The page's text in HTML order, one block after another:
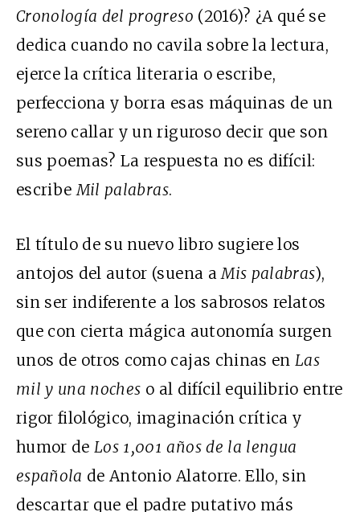
Cronología del progreso (2016)? ¿A qué se
dedica cuando no cavila sobre la lectura,
ejerce la crítica literaria o escribe,
perfecciona y borra esas máquinas de un
sereno callar y un riguroso decir que son
sus poemas? La respuesta no es difícil:
escribeMil palabras.
El título de su nuevo libro sugiere los
antojos del autor (suena aMis palabras),
sin ser indiferente a los sabrosos relatos
que con cierta mágica autonomía surgen
unos de otros como cajas chinas en Las
mil y una noches o al difícil equilibrio entre
rigor filológico, imaginación crítica y
humor deLos 1,001 años de la lengua
española de Antonio Alatorre. Ello, sin
descartar que el padre putativo más